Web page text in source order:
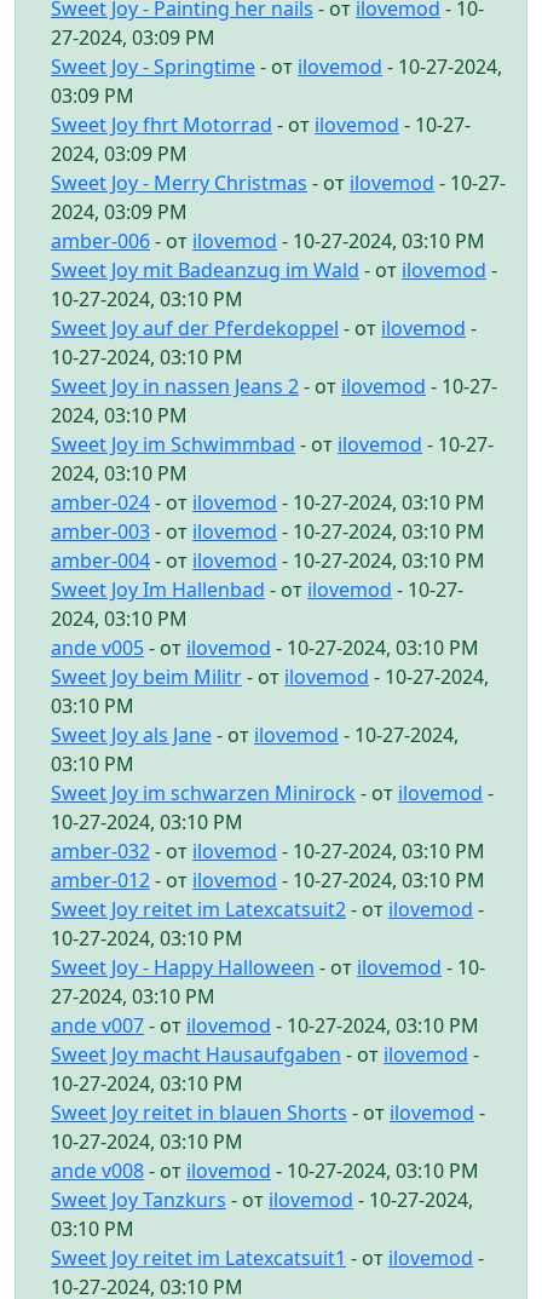
Sweet Joy - Painting her nails - от ilovemod - 10-
27-2024, 03:09 PM
Sweet Joy - Springtime- от ilovemod - 10-27-2024,
03:09 PM
Sweet Joy fhrt Motorrad - от ilovemod - 10-27-
2024, 03:09 PM
Sweet Joy - Merry Christmas - от ilovemod - 10-27-
2024, 03:09 PM
amber-006- от ilovemod - 10-27-2024, 03:10 PM
Sweet Joy mit Badeanzug im Wald - от ilovemod -
10-27-2024, 03:10 PM
Sweet Joy auf der Pferdekoppel - от ilovemod -
10-27-2024, 03:10 PM
Sweet Joy in nassen Jeans 2- от ilovemod - 10-27-
2024, 03:10 PM
Sweet Joy im Schwimmbad - от ilovemod - 10-27-
2024, 03:10 PM
amber-024- от ilovemod - 10-27-2024, 03:10 PM
amber-003- от ilovemod - 10-27-2024, 03:10 PM
amber-004- от ilovemod - 10-27-2024, 03:10 PM
Sweet Joy Im Hallenbad - от ilovemod - 10-27-
2024, 03:10 PM
ande v005- от ilovemod - 10-27-2024, 03:10 PM
Sweet Joy beim Militr- от ilovemod - 10-27-2024,
03:10 PM
Sweet Joy als Jane- от ilovemod - 10-27-2024,
03:10 PM
Sweet Joy im schwarzen Minirock - от ilovemod -
10-27-2024, 03:10 PM
amber-032- от ilovemod - 10-27-2024, 03:10 PM
amber-012- от ilovemod - 10-27-2024, 03:10 PM
Sweet Joy reitet im Latexcatsuit2- от ilovemod -
10-27-2024, 03:10 PM
Sweet Joy - Happy Halloween - от ilovemod - 10-
27-2024, 03:10 PM
ande v007- от ilovemod - 10-27-2024, 03:10 PM
Sweet Joy macht Hausaufgaben - от ilovemod -
10-27-2024, 03:10 PM
Sweet Joy reitet in blauen Shorts - от ilovemod -
10-27-2024, 03:10 PM
ande v008- от ilovemod - 10-27-2024, 03:10 PM
Sweet Joy Tanzkurs - от ilovemod - 10-27-2024,
03:10 PM
Sweet Joy reitet im Latexcatsuit1 - от ilovemod -
10-27-2024, 03:10 PM